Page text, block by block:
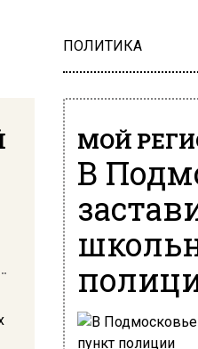
ПОЛИТИКА
МОЙ
В